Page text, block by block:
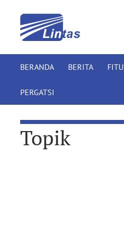
BERANDA BERITA
PERGATSI
Topik